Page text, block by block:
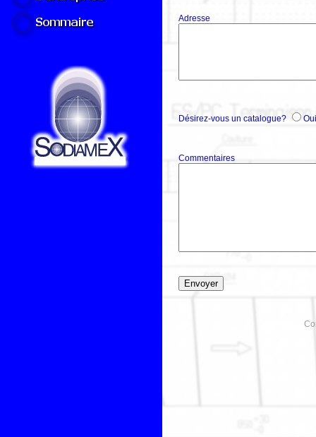
Adresse
Désirez-vous un catalogue?
Commentaires